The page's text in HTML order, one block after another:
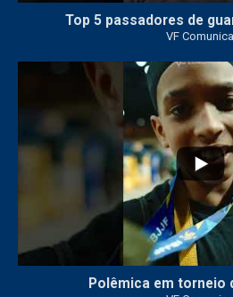
Top 5 passadores de
VF Comunica
Polêmica em torneio